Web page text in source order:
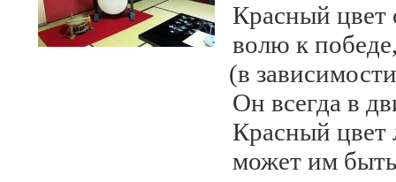
Красный цвет
волю к
(в
Он всегда в
Красный цвет
может им